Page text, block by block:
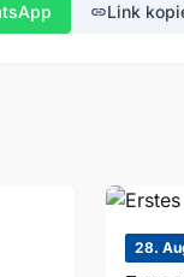
linkLink
28.